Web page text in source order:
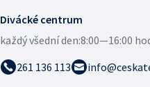
Divácké centrum
každý všední den:8:00—16:00
261 136 113